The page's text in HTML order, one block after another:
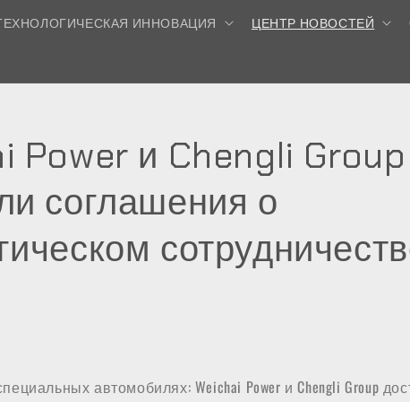
ИННОВАЦИЯ ЦЕНТР НОВОСТЕЙ
Power и Chengli Group
соглашения о
автомобилях: Weichai Power и Chengli Group